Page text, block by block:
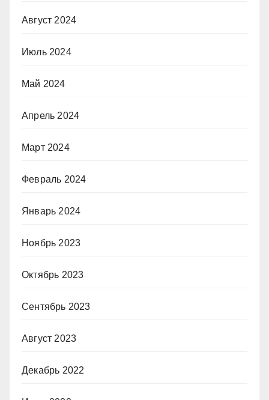
Август 2024
Июль 2024
Май 2024
Апрель 2024
Март 2024
Февраль 2024
Январь 2024
Ноябрь 2023
Октябрь 2023
Сентябрь 2023
Август 2023
Декабрь 2022